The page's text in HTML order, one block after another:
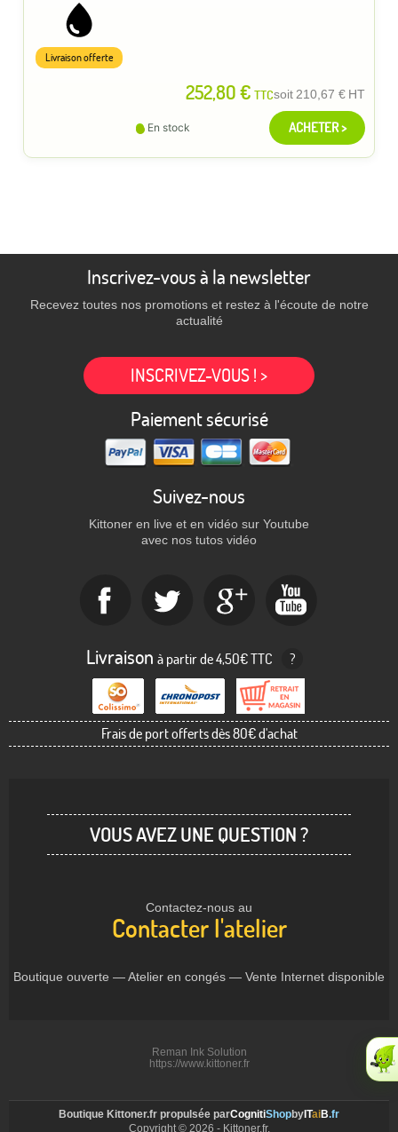
252,80 € TTCsoit210,67 € HT
Livraison offerte
En stock ACHETER >
Inscrivez-vous à la newsletter
Recevez toutes nos promotions et restez à l'écoute de notre
actualité
INSCRIVEZ-VOUS ! >
Paiement sécurisé
Suivez-nous
Kittoner en live et en vidéo sur Youtube
avec nos tutos vidéo
Livraison à partir de 4,50€ TTC ?
Frais de port offerts dès 80€ d'achat
VOUS AVEZ UNE QUESTION ?
Contactez-nous au
Contacter l'atelier
Boutique ouverte — Atelier en congés — Vente Internet disponible
Reman Ink Solution
https://www.kittoner.fr
Boutique Kittoner.fr propulsée parCognitiShopby ITaiB.fr
Copyright © 2026 - Kittoner.fr.